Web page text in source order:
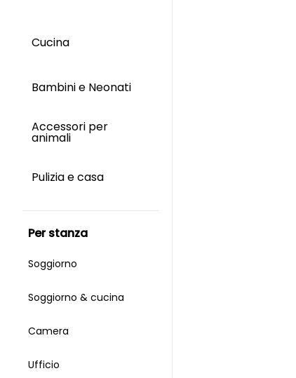
Cucina
Bambini e Neonati
Accessori per
animali
Pulizia e casa
per stanza
Soggiorno
Soggiorno & cucina
Camera
Ufficio